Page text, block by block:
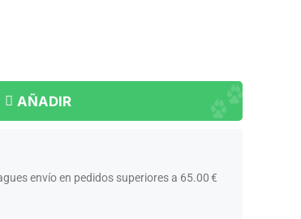
AÑADIR
envío en pedidos superiores a 65.00 €